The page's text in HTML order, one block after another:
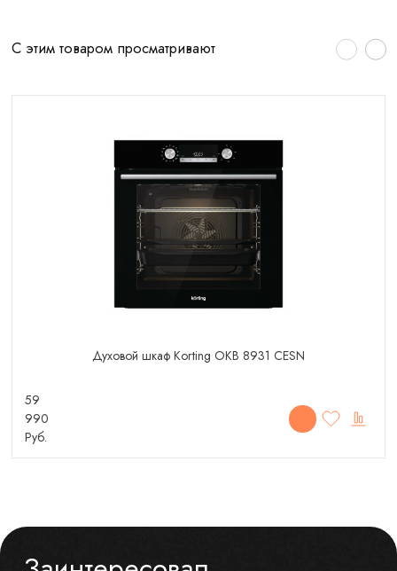
С этим товаром просматривают
Духовой шкаф Korting OKB 8931 CESN
59
990
Руб.